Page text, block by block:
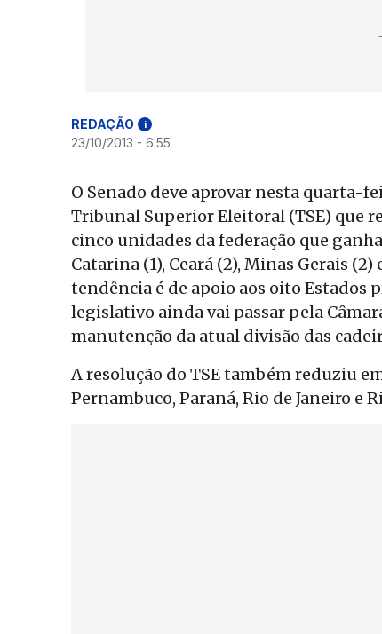
REDAÇÃO i
23/10/2013 - 6:55
O Senado deve aprovar nesta quarta-
Tribunal Superior Eleitoral (TSE) que
cinco unidades da federação que
Catarina (1), Ceará (2), Minas Gerais
tendência é de apoio aos oito Estados
legislativo ainda vai passar pela
manutenção da atual divisão das
A resolução do TSE também reduziu
Pernambuco, Paraná, Rio de Janeiro e